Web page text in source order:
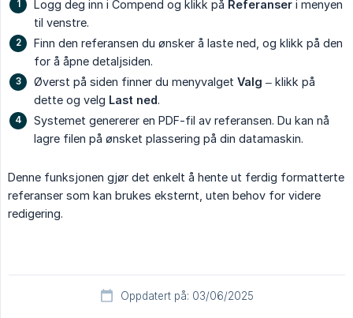
Logg deg inn i Compend og klikk på Referanser i menyen
til venstre.
Finn den referansen du ønsker å laste ned, og klikk på den
for å åpne detaljsiden.
Øverst på siden finner du menyvalget Valg – klikk på
dette og velg Last ned.
Systemet genererer en PDF-fil av referansen. Du kan nå
lagre filen på ønsket plassering på din datamaskin.
Denne funksjonen gjør det enkelt å hente ut ferdig formatterte
referanser som kan brukes eksternt, uten behov for videre
redigering.
Oppdatert på: 03/06/2025